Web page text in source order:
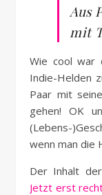
Aus
mit
Wie cool war
Indie-Helden
Paar mit
gehen! OK
(Lebens-
wenn man die
Der Inhalt
Jetzt erst